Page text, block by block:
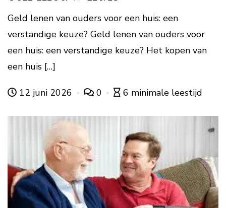
Geld lenen van ouders voor een huis: een
verstandige keuze? Geld lenen van ouders voor
een huis: een verstandige keuze? Het kopen van
een huis […]
12 juni 2026 0 6 minimale leestijd